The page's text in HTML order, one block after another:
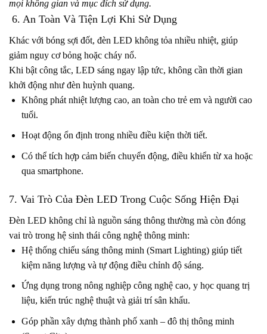
mọi không gian và mục đích sử dụng.
6. An Toàn Và Tiện Lợi Khi Sử Dụng
Khác với bóng sợi đốt, đèn LED không tỏa nhiều nhiệt, giúp
giảm nguy cơ bỏng hoặc cháy nổ.
Khi bật công tắc, LED sáng ngay lập tức, không cần thời gian
khởi động như đèn huỳnh quang.
Không phát nhiệt lượng cao, an toàn cho trẻ em và người cao
tuổi.
Hoạt động ổn định trong nhiều điều kiện thời tiết.
Có thể tích hợp cảm biến chuyển động, điều khiển từ xa hoặc
qua smartphone.
7. Vai Trò Của Đèn LED Trong Cuộc Sống Hiện Đại
Đèn LED không chỉ là nguồn sáng thông thường mà còn đóng
vai trò trong hệ sinh thái công nghệ thông minh:
Hệ thống chiếu sáng thông minh (Smart Lighting) giúp tiết
kiệm năng lượng và tự động điều chỉnh độ sáng.
Ứng dụng trong nông nghiệp công nghệ cao, y học quang trị
liệu, kiến trúc nghệ thuật và giải trí sân khấu.
Góp phần xây dựng thành phố xanh – đô thị thông minh